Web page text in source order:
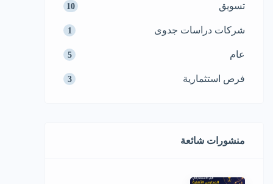
تسويق 10
شركات دراسات جدوى 1
عام 5
فرص استثمارية 3
منشورات شائعة